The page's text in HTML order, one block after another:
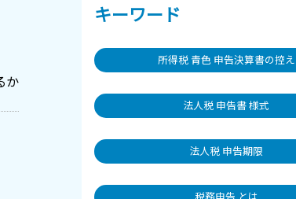
か
キーワード
所得税 青色 申告決算書の控え
法人税 申告書 様式
法人税 申告期限